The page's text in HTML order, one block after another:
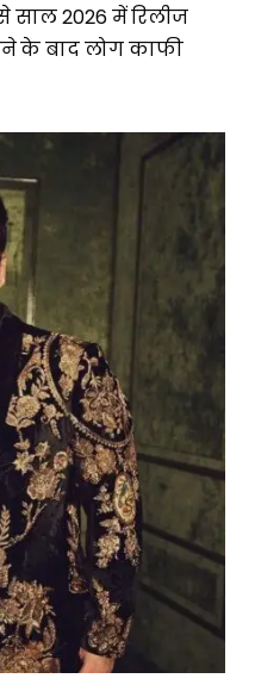
साल 2026 में रिलीज
के बाद लोग काफी